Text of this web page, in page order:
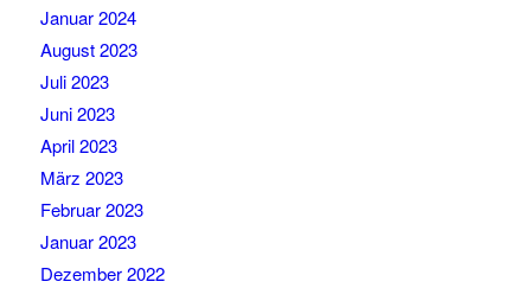
Januar 2024
August 2023
Juli 2023
Juni 2023
April 2023
März 2023
Februar 2023
Januar 2023
Dezember 2022